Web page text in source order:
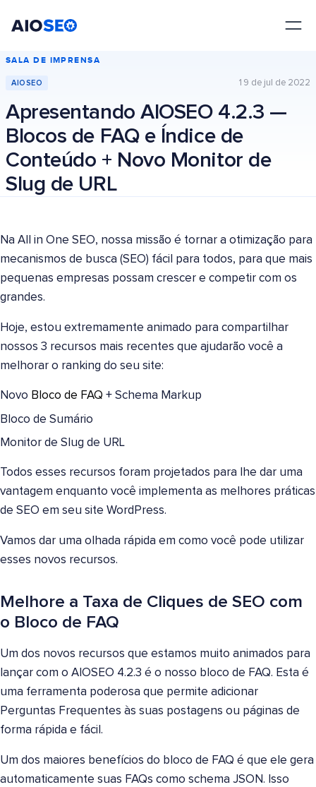
SALA DE IMPRENSA
AIOSEO 19 de jul de 2022
Apresentando AIOSEO 4.2.3 —
Blocos de FAQ e Índice de
Conteúdo + Novo Monitor de
Slug de URL
Na All in One SEO, nossa missão é tornar a otimização para
mecanismos de busca (SEO) fácil para todos, para que mais
pequenas empresas possam crescer e competir com os
grandes.
Hoje, estou extremamente animado para compartilhar
nossos 3 recursos mais recentes que ajudarão você a
melhorar o ranking do seu site:
Novo Bloco de FAQ + Schema Markup
Bloco de Sumário
Monitor de Slug de URL
Todos esses recursos foram projetados para lhe dar uma
vantagem enquanto você implementa as melhores práticas
de SEO em seu site WordPress.
Vamos dar uma olhada rápida em como você pode utilizar
esses novos recursos.
Melhore a Taxa de Cliques de SEO com
o Bloco de FAQ
Um dos novos recursos que estamos muito animados para
lançar com o AIOSEO 4.2.3 é o nosso bloco de FAQ. Esta é
uma ferramenta poderosa que permite adicionar
Perguntas Frequentes às suas postagens ou páginas de
forma rápida e fácil.
Um dos maiores benefícios do bloco de FAQ é que ele gera
automaticamente suas FAQs como schema JSON. Isso